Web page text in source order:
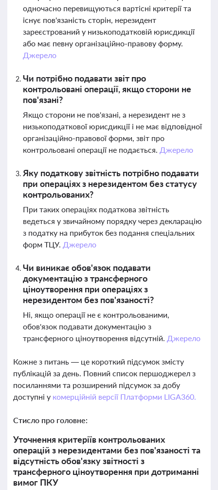
одночасно перевищуються вартісні критерії та
існує пов'язаність сторін, нерезидент
зареєстрований у низькоподатковій юрисдикції
або має певну організаційно-правову форму.
Джерело
Чи потрібно подавати звіт про
контрольовані операції, якщо сторони не
пов'язані?
Якщо сторони не пов'язані, а нерезидент не з
низькоподаткової юрисдикції і не має відповідної
організаційно-правової форми, звіт про
контрольовані операції не подається. Джерело
Яку податкову звітність потрібно подавати
при операціях з нерезидентом без статусу
контрольованих?
При таких операціях податкова звітність
ведеться у звичайному порядку через декларацію
з податку на прибуток без подання спеціальних
форм ТЦУ. Джерело
Чи виникає обов'язок подавати
документацію з трансферного
ціноутворення при операціях з
нерезидентом без пов'язаності?
Ні, якщо операції не є контрольованими,
обов'язок подавати документацію з
трансферного ціноутворення відсутній. Джерело
Кожне з питань — це короткий підсумок змісту
публікацій за день. Повний список першоджерел з
посиланнями та розширений підсумок за добу
доступні у комерційній версії Платформи LIGA360.
Стисло про головне:
Уточнення критеріїв контрольованих
операцій з нерезидентами без пов'язаності та
відсутність обов'язку звітності з
трансферного ціноутворення при дотриманні
вимог ПКУ